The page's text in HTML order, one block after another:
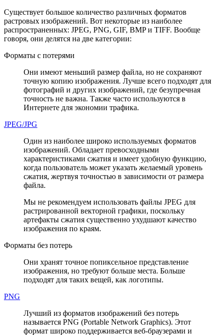
Существует большое количество различных форматов
растровых изображений. Вот некоторые из наиболее
распространенных: JPEG, PNG, GIF, BMP и TIFF. Вообще
говоря, они делятся на две категории:
Форматы с потерями
Они имеют меньший размер файла, но не сохраняют
точную копию изображения. Лучше всего подходят для
фотографий и других изображений, где безупречная
точность не важна. Также часто используются в
Интернете для экономии трафика.
JPEG/JPG
Один из наиболее широко используемых форматов
изображений. Обладает превосходными
характеристиками сжатия и имеет удобную функцию,
когда пользователь может указать желаемый уровень
сжатия, жертвуя точностью в зависимости от размера
файла.
Мы не рекомендуем использовать файлы JPEG для
растрированной векторной графики, поскольку
артефакты сжатия существенно ухудшают качество
изображения по краям.
Форматы без потерь
Они хранят точное попиксельное представление
изображения, но требуют больше места. Больше
подходят для таких вещей, как логотипы.
PNG
Лучший из форматов изображений без потерь
называется PNG (Portable Network Graphics). Этот
формат широко поддерживается веб-браузерами и